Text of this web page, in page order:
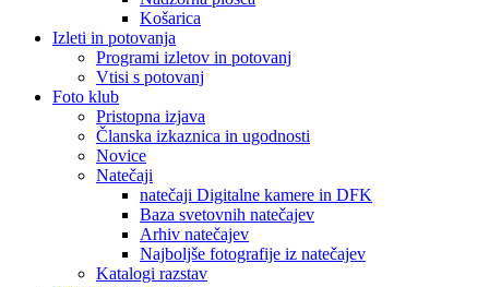
Košarica
Izleti in potovanja
Programi izletov in potovanj
Vtisi s potovanj
Foto klub
Pristopna izjava
Članska izkaznica in ugodnosti
Novice
Natečaji
natečaji Digitalne kamere in DFK
Baza svetovnih natečajev
Arhiv natečajev
Najboljše fotografije iz natečajev
Katalogi razstav